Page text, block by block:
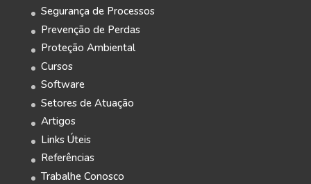
Segurança de Processos
Prevenção de Perdas
Proteção Ambiental
Cursos
Software
Setores de Atuação
Artigos
Links Úteis
Referências
Trabalhe Conosco